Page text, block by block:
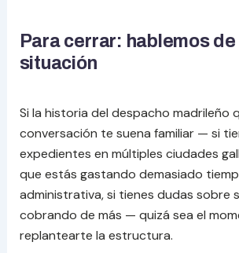
Para cerrar: hablemos
situación
Si la historia del despacho madrileño
conversación te suena familiar — si
expedientes en múltiples ciudades
que estás gastando demasiado
administrativa, si tienes dudas sobre
cobrando de más — quizá sea el
replantearte la estructura.